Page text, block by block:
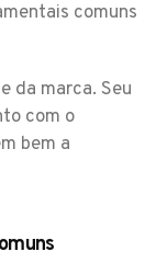
comuns
da marca. Seu
com o
bem a